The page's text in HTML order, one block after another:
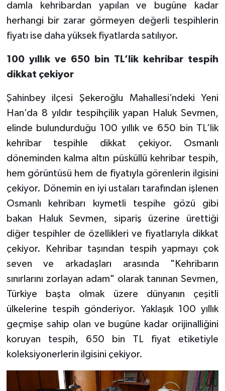
damla kehribardan yapılan ve bugüne kadar
herhangi bir zarar görmeyen değerli tespihlerin
fiyatı ise daha yüksek fiyatlarda satılıyor.
100 yıllık ve 650 bin TL’lik kehribar tespih
dikkat çekiyor
Şahinbey ilçesi Şekeroğlu Mahallesi’ndeki Yeni
Han’da 8 yıldır tespihçilik yapan Haluk Sevmen,
elinde bulundurduğu 100 yıllık ve 650 bin TL’lik
kehribar tespihle dikkat çekiyor. Osmanlı
döneminden kalma altın püsküllü kehribar tespih,
hem görüntüsü hem de fiyatıyla görenlerin ilgisini
çekiyor. Dönemin en iyi ustaları tarafından işlenen
Osmanlı kehribarı kıymetli tespihe gözü gibi
bakan Haluk Sevmen, sipariş üzerine ürettiği
diğer tespihler de özellikleri ve fiyatlarıyla dikkat
çekiyor. Kehribar taşından tespih yapmayı çok
seven ve arkadaşları arasında "Kehribarın
sınırlarını zorlayan adam" olarak tanınan Sevmen,
Türkiye başta olmak üzere dünyanın çeşitli
ülkelerine tespih gönderiyor. Yaklaşık 100 yıllık
geçmişe sahip olan ve bugüne kadar orijinalliğini
koruyan tespih, 650 bin TL fiyat etiketiyle
koleksiyonerlerin ilgisini çekiyor.
KÜLTÜR SANAT